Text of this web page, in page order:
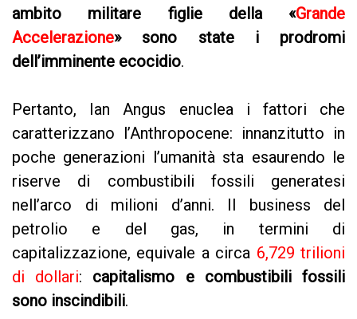
ambito militare figlie della «Grande
Accelerazione» sono state i prodromi
dell’imminente ecocidio.
Pertanto, Ian Angus enuclea i fattori che
caratterizzano l’Anthropocene: innanzitutto in
poche generazioni l’umanità sta esaurendo le
riserve di combustibili fossili generatesi
nell’arco di milioni d’anni. Il business del
petrolio e del gas, in termini di
capitalizzazione, equivale a circa 6,729 trilioni
di dollari: capitalismo e combustibili fossili
sono inscindibili.